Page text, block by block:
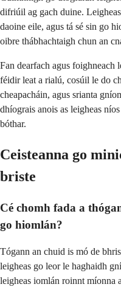
difriúil ag gach duine.
daoine eile, agus tá sé sin go
oibre thábhachtaigh chun an
Fan dearfach agus foighneach
féidir leat a rialú, cosúil le do
cheapacháin, agus srianta
dhíograis anois as leigheas
bóthar.
Ceisteanna go
briste
Cé chomh fada a
go hiomlán?
Tógann an chuid is mó de
leigheas go leor le haghaidh
leigheas iomlán roinnt míonna